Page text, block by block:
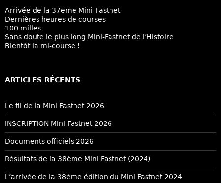
Arrivée de la 37eme Mini-Fastnet
Dernières heures de courses
100 milles
Sans doute le plus long Mini-Fastnet de l’Histoire
Bientôt la mi-course !
ARTICLES RÉCENTS
Le fil de la Mini Fastnet 2026
INSCRIPTION Mini Fastnet 2026
Documents officiels 2026
Résultats de la 38ème Mini Fastnet (2024)
L’arrivée de la 38ème édition du Mini Fastnet 2024